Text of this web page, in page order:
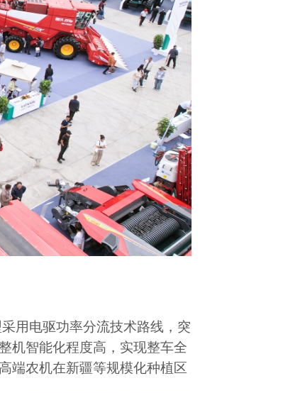
用电驱功率分流技术路线，突
机智能化程度高，实现整车全
端农机在新疆等规模化种植区